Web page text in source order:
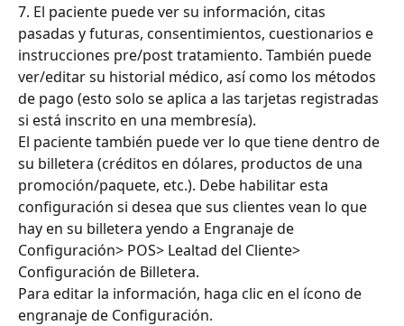
7. El paciente puede ver su información, citas
pasadas y futuras, consentimientos, cuestionarios e
instrucciones pre/post tratamiento. También puede
ver/editar su historial médico, así como los métodos
de pago (esto solo se aplica a las tarjetas registradas
si está inscrito en una membresía).
El paciente también puede ver lo que tiene dentro de
su billetera (créditos en dólares, productos de una
promoción/paquete, etc.). Debe habilitar esta
configuración si desea que sus clientes vean lo que
hay en su billetera yendo a Engranaje de
Configuración> POS> Lealtad del Cliente>
Configuración de Billetera.
Para editar la información, haga clic en el ícono de
engranaje de Configuración.